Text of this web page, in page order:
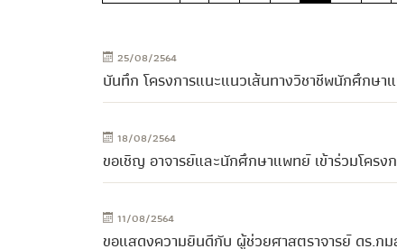
25/08/2564
บันทึก โครงการแนะแนวเส้นทางวิชาชีพนักศึกษ
18/08/2564
ขอเชิญ อาจารย์และนักศึกษาแพทย์ เข้าร่วมโคร
11/08/2564
ขอแสดงความยินดีกับ ผู้ช่วยศาสตราจารย์ ดร.ก